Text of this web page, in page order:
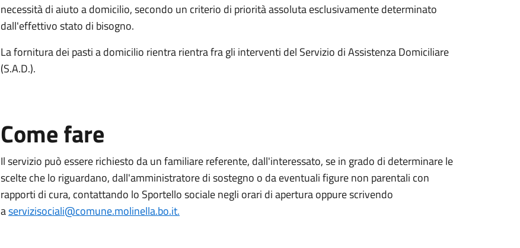
necessità di aiuto a domicilio, secondo un criterio di priorità assoluta esclusivamente determinato
dall'effettivo stato di bisogno.
La fornitura dei pasti a domicilio rientra rientra fra gli interventi del Servizio di Assistenza Domiciliare
(S.A.D.).
Come fare
Il servizio può essere richiesto da un familiare referente, dall'interessato, se in grado di determinare le
scelte che lo riguardano, dall'amministratore di sostegno o da eventuali figure non parentali con
rapporti di cura, contattando lo Sportello sociale negli orari di apertura oppure scrivendo
aservizisociali@comune.molinella.bo.it.